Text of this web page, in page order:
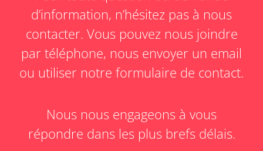
d’information, n’hésitez pas à nous
contacter. Vous pouvez nous joindre
par téléphone, nous envoyer un email
ou utiliser notre formulaire de contact.
Nous nous engageons à vous
répondre dans les plus brefs délais.